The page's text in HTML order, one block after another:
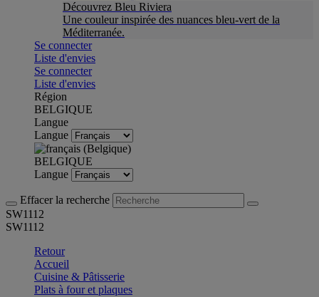
Découvrez Bleu Riviera
Une couleur inspirée des nuances bleu-vert de la
Méditerranée.
Se connecter
Liste d'envies
Se connecter
Liste d'envies
Région
BELGIQUE
Langue
Langue
BELGIQUE
Langue
Effacer la recherche
SW1112
SW1112
Retour
Accueil
Cuisine & Pâtisserie
Plats à four et plaques